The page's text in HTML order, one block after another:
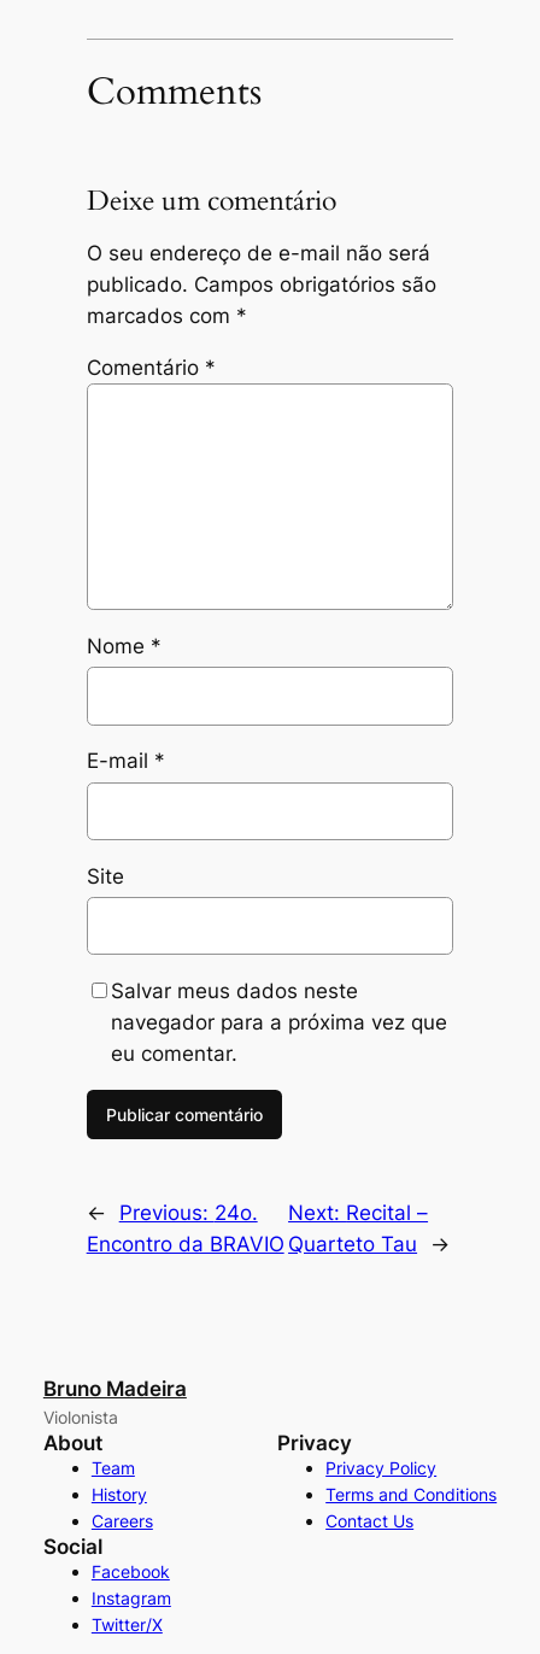
Comments
Deixe um comentário
O seu endereço de e-mail não será
publicado. Campos obrigatórios são
marcados com *
Comentário *
Nome *
E-mail *
Site
Salvar meus dados neste
navegador para a próxima vez que
eu comentar.
← Previous: 24o.
Encontro da BRAVIO
Next: Recital –
Quarteto Tau
→
Bruno Madeira
Violonista
About
Team
History
Careers
Privacy
Privacy Policy
Terms and Conditions
Contact Us
Social
Facebook
Instagram
Twitter/X